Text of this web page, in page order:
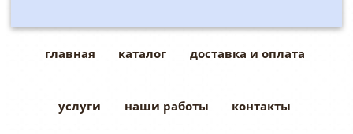
главная каталог доставка и оплата
услуги наши работы контакты